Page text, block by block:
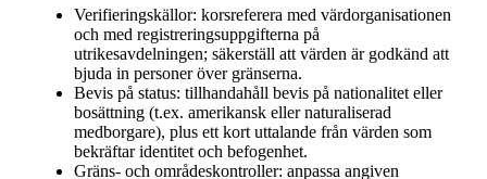
Verifieringskällor: korsreferera med värdorganisationen
och med registreringsuppgifterna på
utrikesavdelningen; säkerställ att värden är godkänd att
bjuda in personer över gränserna.
Bevis på status: tillhandahåll bevis på nationalitet eller
bosättning (t.ex. amerikansk eller naturaliserad
medborgare), plus ett kort uttalande från värden som
bekräftar identitet och befogenhet.
Gräns- och områdeskontroller: anpassa angiven